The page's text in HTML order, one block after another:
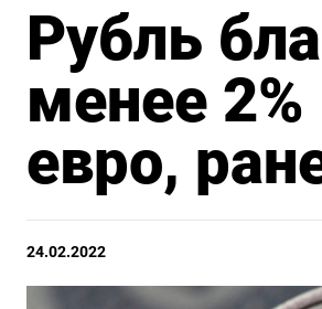
Рубль
менее
евро,
24.02.2022